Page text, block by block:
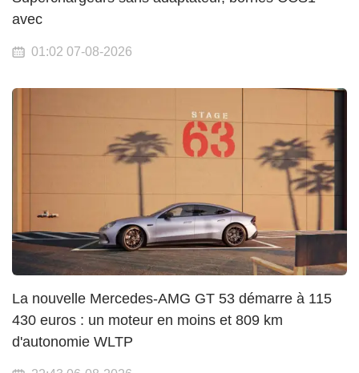
avec
01:02 07-08-2026
La nouvelle Mercedes-AMG GT 53 démarre à 115
430 euros : un moteur en moins et 809 km
d'autonomie WLTP